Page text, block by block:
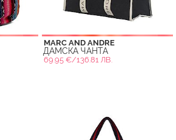
MARC AND ANDRE
ДАМСКА ЧАНТА
69.95 €/136.81 ЛВ.